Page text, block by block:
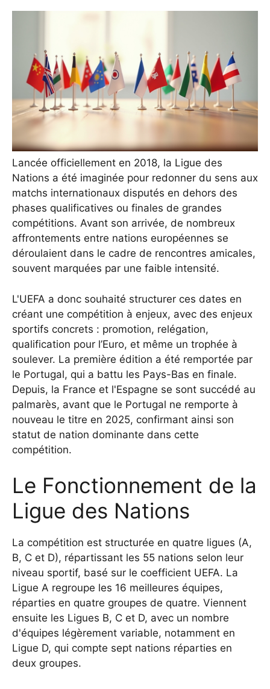
Lancée officiellement en 2018, la Ligue des
Nations a été imaginée pour redonner du sens aux
matchs internationaux disputés en dehors des
phases qualificatives ou finales de grandes
compétitions. Avant son arrivée, de nombreux
affrontements entre nations européennes se
déroulaient dans le cadre de rencontres amicales,
souvent marquées par une faible intensité.
L'UEFA a donc souhaité structurer ces dates en
créant une compétition à enjeux, avec des enjeux
sportifs concrets : promotion, relégation,
qualification pour l’Euro, et même un trophée à
soulever. La première édition a été remportée par
le Portugal, qui a battu les Pays-Bas en finale.
Depuis, la France et l'Espagne se sont succédé au
palmarès, avant que le Portugal ne remporte à
nouveau le titre en 2025, confirmant ainsi son
statut de nation dominante dans cette
compétition.
Le Fonctionnement de la
Ligue des Nations
La compétition est structurée en quatre ligues (A,
B, C et D), répartissant les 55 nations selon leur
niveau sportif, basé sur le coefficient UEFA. La
Ligue A regroupe les 16 meilleures équipes,
réparties en quatre groupes de quatre. Viennent
ensuite les Ligues B, C et D, avec un nombre
d'équipes légèrement variable, notamment en
Ligue D, qui compte sept nations réparties en
deux groupes.